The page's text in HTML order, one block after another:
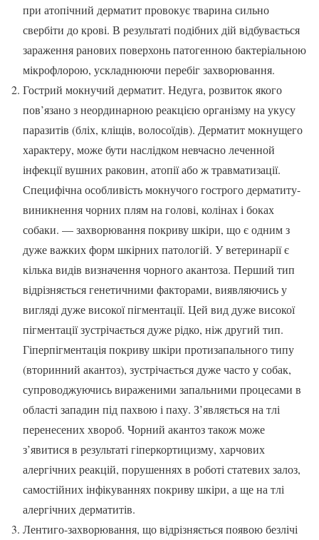
при атопічний дерматит провокує тварина сильно
свербіти до крові. В результаті подібних дій відбувається
зараження ранових поверхонь патогенною бактеріальною
мікрофлорою, ускладнюючи перебіг захворювання.
Гострий мокнучий дерматит. Недуга, розвиток якого
пов’язано з неординарною реакцією організму на укусу
паразитів (бліх, кліщів, волосоїдів). Дерматит мокнущего
характеру, може бути наслідком невчасно леченной
інфекції вушних раковин, атопії або ж травматизації.
Специфічна особливість мокнучого гострого дерматиту-
виникнення чорних плям на голові, колінах і боках
собаки. — захворювання покриву шкіри, що є одним з
дуже важких форм шкірних патологій. У ветеринарії є
кілька видів визначення чорного акантоза. Перший тип
відрізняється генетичними факторами, виявляючись у
вигляді дуже високої пігментації. Цей вид дуже високої
пігментації зустрічається дуже рідко, ніж другий тип.
Гіперпігментація покриву шкіри протизапального типу
(вторинний акантоз), зустрічається дуже часто у собак,
супроводжуючись вираженими запальними процесами в
області западин під пахвою і паху. З’являється на тлі
перенесених хвороб. Чорний акантоз також може
з’явитися в результаті гіперкортицизму, харчових
алергічних реакцій, порушеннях в роботі статевих залоз,
самостійних інфікуваннях покриву шкіри, а ще на тлі
алергічних дерматитів.
Лентиго-захворювання, що відрізняється появою безлічі